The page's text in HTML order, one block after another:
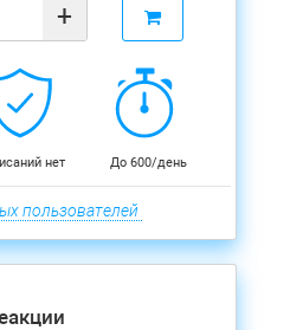
+
нет До 600/день
пользователей